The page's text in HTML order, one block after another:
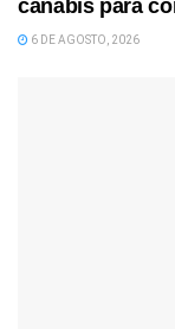
canábis para
6 DE AGOSTO, 2026